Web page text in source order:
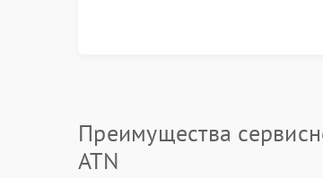
Преимущества
ATN